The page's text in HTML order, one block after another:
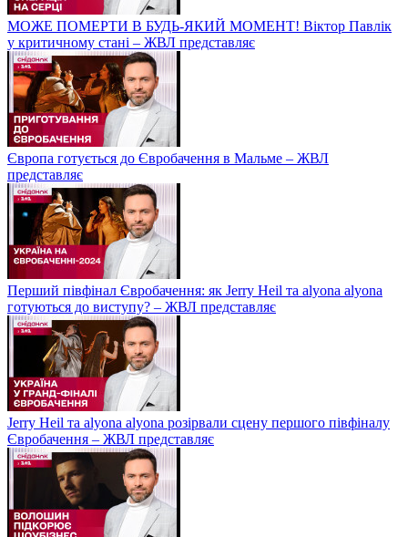
МОЖЕ ПОМЕРТИ В БУДЬ-ЯКИЙ МОМЕНТ! Віктор Павлік
у критичному стані – ЖВЛ представляє
Європа готується до Євробачення в Мальме – ЖВЛ
представляє
Перший півфінал Євробачення: як Jerry Heil та alyona alyona
готуються до виступу? – ЖВЛ представляє
Jerry Heil та аlyona аlyona розірвали сцену першого півфіналу
Євробачення – ЖВЛ представляє